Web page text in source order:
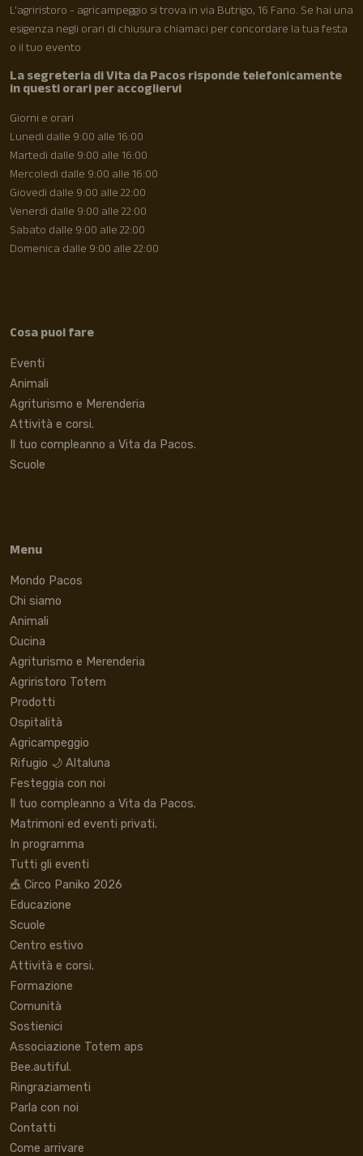
L'agriristoro - agricampeggio si trova in via Butrigo, 16 Fano. Se hai una
esigenza negli orari di chiusura chiamaci per concordare la tua festa
o il tuo evento
La segreteria di Vita da Pacos risponde telefonicamente
in questi orari per accogliervi
Giorni e orari
Lunedì dalle 9:00 alle 16:00
Martedì dalle 9:00 alle 16:00
Mercoledì dalle 9:00 alle 16:00
Giovedì dalle 9:00 alle 22:00
Venerdì dalle 9:00 alle 22:00
Sabato dalle 9:00 alle 22:00
Domenica dalle 9:00 alle 22:00
Cosa puoi fare
Eventi
Animali
Agriturismo e Merenderia
Attività e corsi.
Il tuo compleanno a Vita da Pacos.
Scuole
Menu
Mondo Pacos
Chi siamo
Animali
Cucina
Agriturismo e Merenderia
Agriristoro Totem
Prodotti
Ospitalità
Agricampeggio
Rifugio 🌙 Altaluna
Festeggia con noi
Il tuo compleanno a Vita da Pacos.
Matrimoni ed eventi privati.
In programma
Tutti gli eventi
🎪 Circo Paniko 2026
Educazione
Scuole
Centro estivo
Attività e corsi.
Formazione
Comunità
Sostienici
Associazione Totem aps
Bee.autiful.
Ringraziamenti
Parla con noi
Contatti
Come arrivare